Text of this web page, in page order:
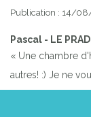
Publication : 14/
Pascal - LE
« Une chambre
autres! :) Je ne